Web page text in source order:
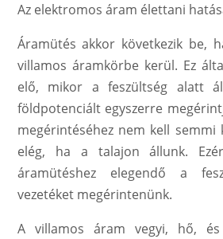
Az elektromos áram élettani
Áramütés akkor következik be,
villamos áramkörbe kerül. Ez
elő, mikor a feszültség alatt
földpotenciált egyszerre
megérintéséhez nem kell semmi
elég, ha a talajon állunk.
áramütéshez elegendő a
vezetéket megérintenünk.
A villamos áram vegyi, hő, és